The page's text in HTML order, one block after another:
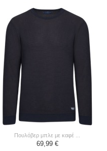
πουλόβερ μπλε με καφέ ...
69,99 €